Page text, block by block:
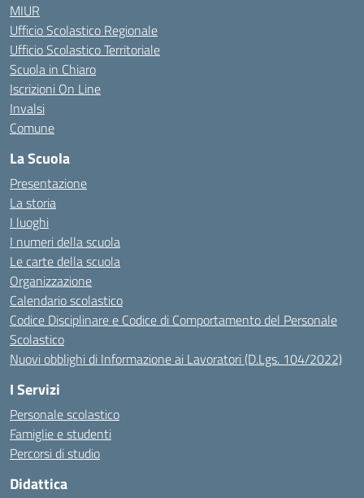
MIUR
Ufficio Scolastico Regionale
Ufficio Scolastico Territoriale
Scuola in Chiaro
Iscrizioni On Line
Invalsi
Comune
La Scuola
Presentazione
La storia
I luoghi
I numeri della scuola
Le carte della scuola
Organizzazione
Calendario scolastico
Codice Disciplinare e Codice di Comportamento del Personale
Scolastico
Nuovi obblighi di Informazione ai Lavoratori (D.Lgs. 104/2022)
I Servizi
Personale scolastico
Famiglie e studenti
Percorsi di studio
Didattica